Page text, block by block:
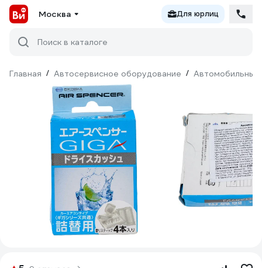
Москва Для юрлиц
Поиск в каталоге
Главная / Автосервисное оборудование / Автомобильные